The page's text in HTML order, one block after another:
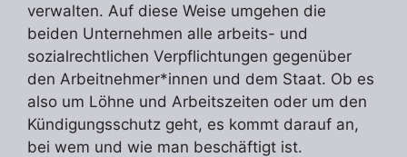
verwalten. Auf diese Weise umgehen die
beiden Unternehmen alle arbeits- und
sozialrechtlichen Verpflichtungen gegenüber
den Arbeitnehmer*innen und dem Staat. Ob es
also um Löhne und Arbeitszeiten oder um den
Kündigungsschutz geht, es kommt darauf an,
bei wem und wie man beschäftigt ist.